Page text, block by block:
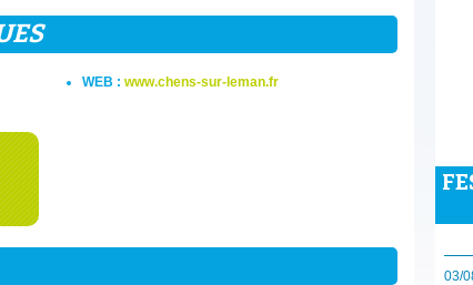
WEB : www.chens-sur-leman.fr
03/